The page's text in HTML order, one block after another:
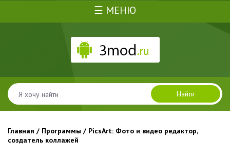
☰ МЕНЮ
Найти
Главная / Программы / PicsArt: Фото и видео редактор,
создатель коллажей